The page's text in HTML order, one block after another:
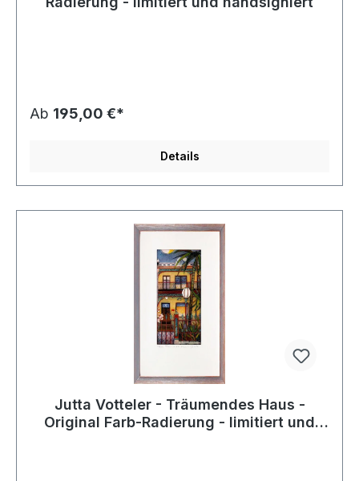
Ab 195,00 €*
Details
Jutta Votteler - Träumendes Haus -
Original Farb-Radierung - limitiert und